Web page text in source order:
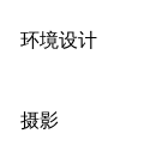
环境设计
摄影